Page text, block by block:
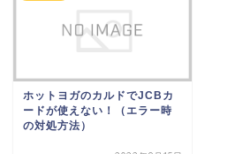
ホットヨガのカルドでJCBカ
ードが使えない！（エラー時
の対処方法）